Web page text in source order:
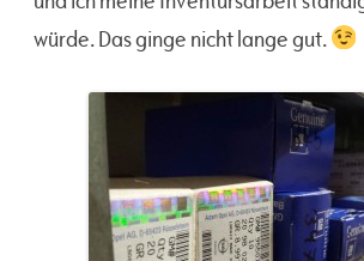
würde. Das ginge nicht lange gut.